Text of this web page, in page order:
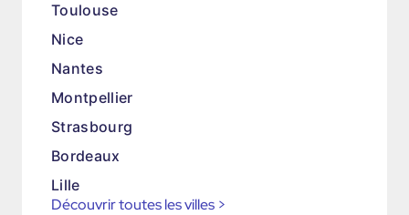
Toulouse
Nice
Nantes
Montpellier
Strasbourg
Bordeaux
Lille
Découvrir toutes les villes >